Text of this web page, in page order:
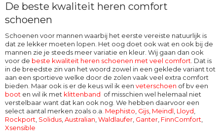
De beste kwaliteit heren comfort
schoenen
Schoenen voor mannen waarbij het eerste vereiste natuurlijk is
dat ze lekker moeten lopen. Het oog doet ook wat en ook bij de
mannen zie je steeds meer variatie en kleur. Wij gaan dan ook
voor de beste kwaliteit heren schoenen met veel comfort. Dat is
in de breedste zin van het woord zowel in een geklede variant tot
aan een sportieve welke door de zolen vaak veel extra comfort
bieden. Maar ook is er de keus wil ik een veterschoen of bv een
boot en wil ik met klittenband of misschien wel helemaal niet
verstelbaar want dat kan ook nog. We hebben daarvoor een
select aantal merken zoals o.a. Mephisto, Gijs, Meindl, Lloyd,
Rockport, Solidus,Australian,Waldlaufer, Ganter, FinnComfort,
Xsensible